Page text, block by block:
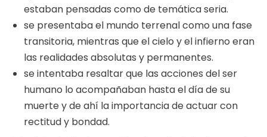
estaban pensadas como de temática seria.
se presentaba el mundo terrenal como una fase
transitoria, mientras que el cielo y el infierno eran
las realidades absolutas y permanentes.
se intentaba resaltar que las acciones del ser
humano lo acompañaban hasta el día de su
muerte y de ahí la importancia de actuar con
rectitud y bondad.